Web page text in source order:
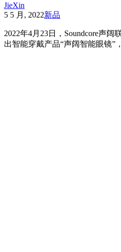
JieXin
5 5 月, 2022新品
2022年4月23日， Soundcore声阔
出智能穿戴产品“声阔智能眼镜”